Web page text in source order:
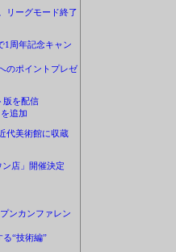
リーグモード終了
1周年記念キャン
のポイントプレゼ
版を配信
追加
代美術館に収蔵
ン店」開催決定
ンカンファレン
る“技術編”